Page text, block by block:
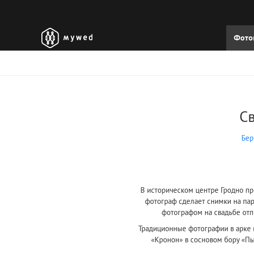
В историческом центре Гродно
фотограф сделает снимки на
фотографом на свадьбе
Традиционные фотографии в
«Кронон» в сосновом бору